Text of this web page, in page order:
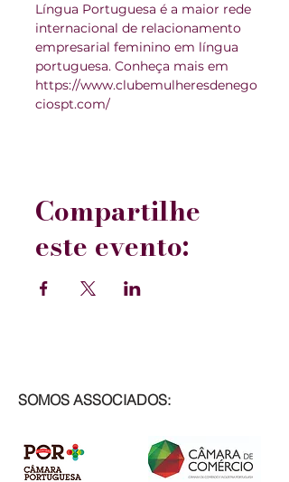
Língua Portuguesa é a maior rede
internacional de relacionamento
empresarial feminino em língua
portuguesa. Conheça mais em
https://www.clubemulheresdenego
ciospt.com/
Compartilhe
este evento:
SOMOS ASSOCIADOS: